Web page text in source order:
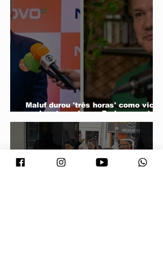
Maluf durou 'três horas' como vice;
acabou trocado por Farina em ata do
PL